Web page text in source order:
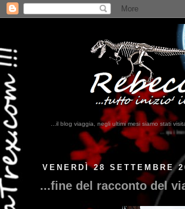
...il blog viaggia, negli ultimi mesi siamo stati
...qui trovate il nostro viaggio in MESSICO
VENERDÌ 28 SETTEMBRE
...fine del racconto del